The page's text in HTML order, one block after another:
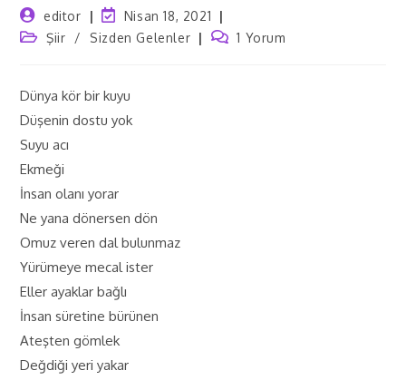
editor
Nisan 18, 2021
Şiir
/ Sizden Gelenler 1 Yorum
Dünya kör bir kuyu
Düşenin dostu yok
Suyu acı
Ekmeği
İnsan olanı yorar
Ne yana dönersen dön
Omuz veren dal bulunmaz
Yürümeye mecal ister
Eller ayaklar bağlı
İnsan süretine bürünen
Ateşten gömlek
Değdiği yeri yakar